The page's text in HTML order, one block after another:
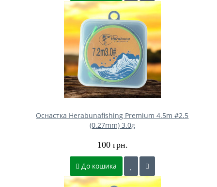
Оснастка Herabunafishing Premium 4.5m #2.5
(0.27mm) 3.0g
100 грн.
До кошика